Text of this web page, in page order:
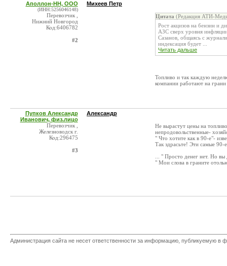
Аполлон-НН, ООО
(ИНН:5256046148)
Перевозчик ,
Нижний Новгород
Код:6406782
#2
Михеев Петр
Цитата (Редакция АТИ-
Рост акцизов на бензин и
АЗС сверх уровня
Сазанов, общаясь с
индексация будет ...
Читать дальше
Топливо и так каждую
компании работают на грани
Пупков Александр
Иванович, физ.лицо
Перевозчик ,
Железноводск г.
Код:296475
#3
Александр
Не вырастут цены на
непродовольственные-
" Что хотите как в 90-е"-
Так здрасьте! Эти самые 90-
... " Просто денег нет. Но
" Мои слова в граните
Администрация сайта не несет ответственности за информацию, публикуемую